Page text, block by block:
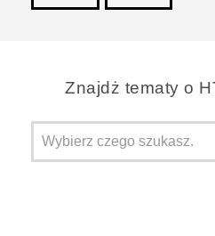
Znajdż tematy o